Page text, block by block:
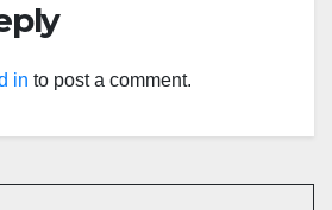
in to post a comment.